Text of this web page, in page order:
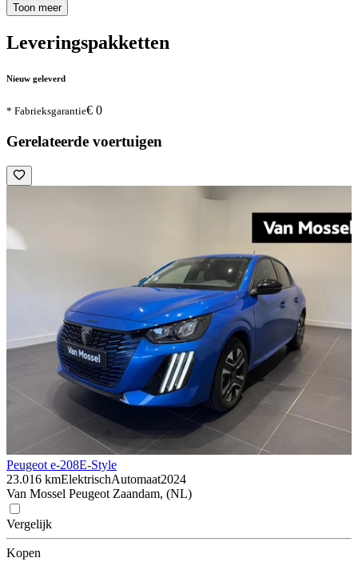
Toon meer
Leveringspakketten
Nieuw geleverd
* Fabrieksgarantie€ 0
Gerelateerde voertuigen
Peugeot e-208E-Style
23.016 kmElektrischAutomaat2024
Van Mossel Peugeot Zaandam, (NL)
Vergelijk
Kopen